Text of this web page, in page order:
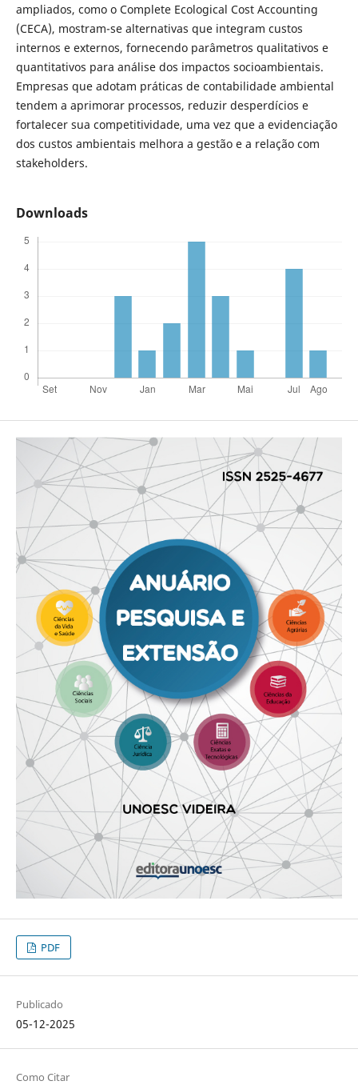
ampliados, como o Complete Ecological Cost Accounting
(CECA), mostram-se alternativas que integram custos
internos e externos, fornecendo parâmetros qualitativos e
quantitativos para análise dos impactos socioambientais.
Empresas que adotam práticas de contabilidade ambiental
tendem a aprimorar processos, reduzir desperdícios e
fortalecer sua competitividade, uma vez que a evidenciação
dos custos ambientais melhora a gestão e a relação com
stakeholders.
Downloads
PDF
Publicado
05-12-2025
Como Citar